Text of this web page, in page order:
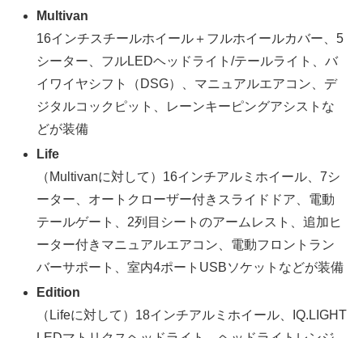
Multivan
16インチスチールホイール＋フルホイールカバー、5
シーター、フルLEDヘッドライト/テールライト、バ
イワイヤシフト（DSG）、マニュアルエアコン、デ
ジタルコックピット、レーンキーピングアシストな
どが装備
Life
（Multivanに対して）16インチアルミホイール、7シ
ーター、オートクローザー付きスライドドア、電動
テールゲート、2列目シートのアームレスト、追加ヒ
ーター付きマニュアルエアコン、電動フロントラン
バーサポート、室内4ポートUSBソケットなどが装備
Edition
（Lifeに対して）18インチアルミホイール、IQ.LIGHT